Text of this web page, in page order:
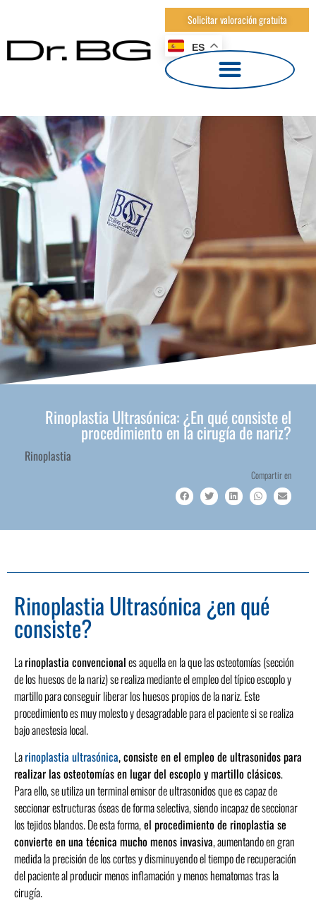
Solicitar valoración gratuita
ES
Rinoplastia Ultrasónica: ¿En qué consiste el
procedimiento en la cirugía de nariz?
Rinoplastia
Compartir en
Rinoplastia Ultrasónica ¿en qué
consiste?
Larinoplastia convencionales aquella en la que las osteotomías (sección
de los huesos de la nariz) se realiza mediante el empleo del típico escoplo y
martillo para conseguir liberar los huesos propios de la nariz. Este
procedimiento es muy molesto y desagradable para el paciente si se realiza
bajo anestesia local.
Larinoplastia ultrasónica, consiste en el empleo de ultrasonidos para
realizar las osteotomías en lugar del escoplo y martillo clásicos.
Para ello, se utiliza un terminal emisor de ultrasonidos que es capaz de
seccionar estructuras óseas de forma selectiva, siendo incapaz de seccionar
los tejidos blandos. De esta forma,el procedimiento de rinoplastia se
convierte en una técnica mucho menos invasiva, aumentando en gran
medida la precisión de los cortes y disminuyendo el tiempo de recuperación
del paciente al producir menos inflamación y menos hematomas tras la
cirugía.